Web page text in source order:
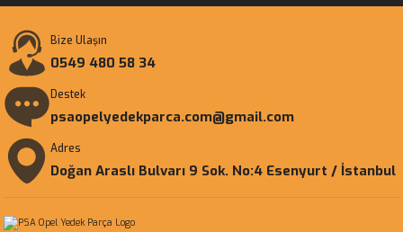
Bize Ulaşın
0549 480 58 34
Destek
psaopelyedekparca.com@gmail.com
Adres
Doğan Araslı Bulvarı 9 Sok. No:4 Esenyurt / İstanbul